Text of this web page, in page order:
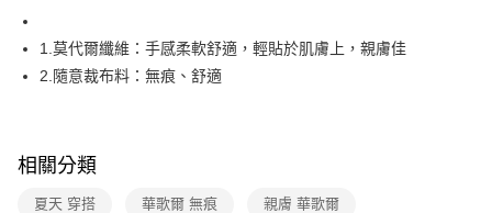
全家取貨付款
每筆NT$80，滿NT$1,000(含以上)免運費
7-11取貨付款
每筆NT$80，滿NT$1,000(含以上)免運費
1.莫代爾纖維：手感柔軟舒適，輕貼於肌膚上，親膚佳
2.隨意裁布料：無痕、舒適
相關分類
夏天 穿搭 華歌爾 無痕 親膚 華歌爾